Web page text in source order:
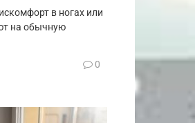
в ногах или
на обычную
0